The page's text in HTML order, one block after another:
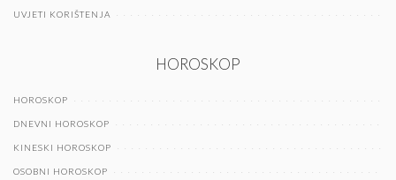
UVJETI KORIŠTENJA
HOROSKOP
HOROSKOP
DNEVNI HOROSKOP
KINESKI HOROSKOP
OSOBNI HOROSKOP